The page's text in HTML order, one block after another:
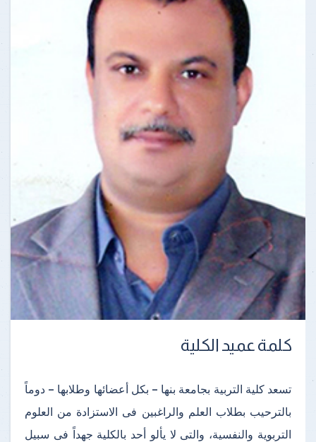
كلمة عميد الكلية
تسعد كلية التربية بجامعة بنها – بكل أعضائها وطلابها – دوماً
بالترحيب بطلاب العلم والراغبين فى الاستزادة من العلوم
التربوية والنفسية، والتى لا يألو أحد بالكلية جهداً فى سبيل